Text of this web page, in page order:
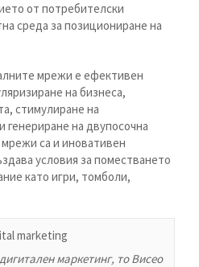
от потребителски
среда за позициониране на
мрежи е ефективен
на бизнеса,
стимулиране на
генериране на двупосочна
са и иновативен
условия за поместването
като игри, томболи,
маркетинг, то Висео